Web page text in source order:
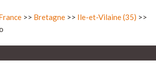
>> Bretagne >> Ile-et-Vilaine (35) >>